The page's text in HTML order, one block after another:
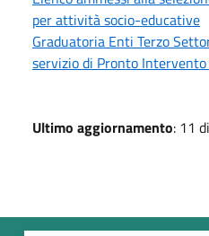
per attività socio-educative
Graduatoria Enti Terzo
servizio di Pronto Intervento
Ultimo aggiornamento: 11